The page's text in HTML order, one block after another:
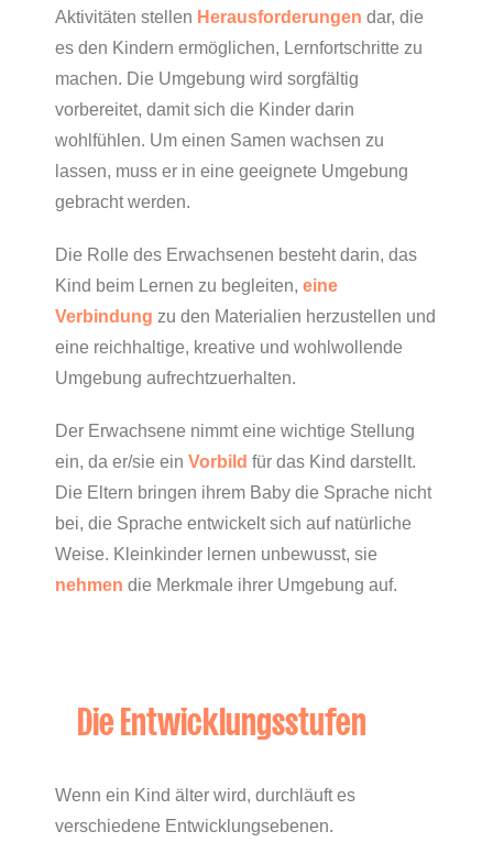
Aktivitäten stellen Herausforderungen dar, die
es den Kindern ermöglichen, Lernfortschritte zu
machen. Die Umgebung wird sorgfältig
vorbereitet, damit sich die Kinder darin
wohlfühlen. Um einen Samen wachsen zu
lassen, muss er in eine geeignete Umgebung
gebracht werden.
Die Rolle des Erwachsenen besteht darin, das
Kind beim Lernen zu begleiten, eine
Verbindung zu den Materialien herzustellen und
eine reichhaltige, kreative und wohlwollende
Umgebung aufrechtzuerhalten.
Der Erwachsene nimmt eine wichtige Stellung
ein, da er/sie ein Vorbild für das Kind darstellt.
Die Eltern bringen ihrem Baby die Sprache nicht
bei, die Sprache entwickelt sich auf natürliche
Weise. Kleinkinder lernen unbewusst, sie
nehmen die Merkmale ihrer Umgebung auf.
Die Entwicklungsstufen
Wenn ein Kind älter wird, durchläuft es
verschiedene Entwicklungsebenen.